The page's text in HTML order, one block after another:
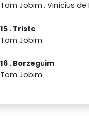
Tom Jobim , Vinícius de
15 . Triste
Tom Jobim
16 . Borzeguim
Tom Jobim